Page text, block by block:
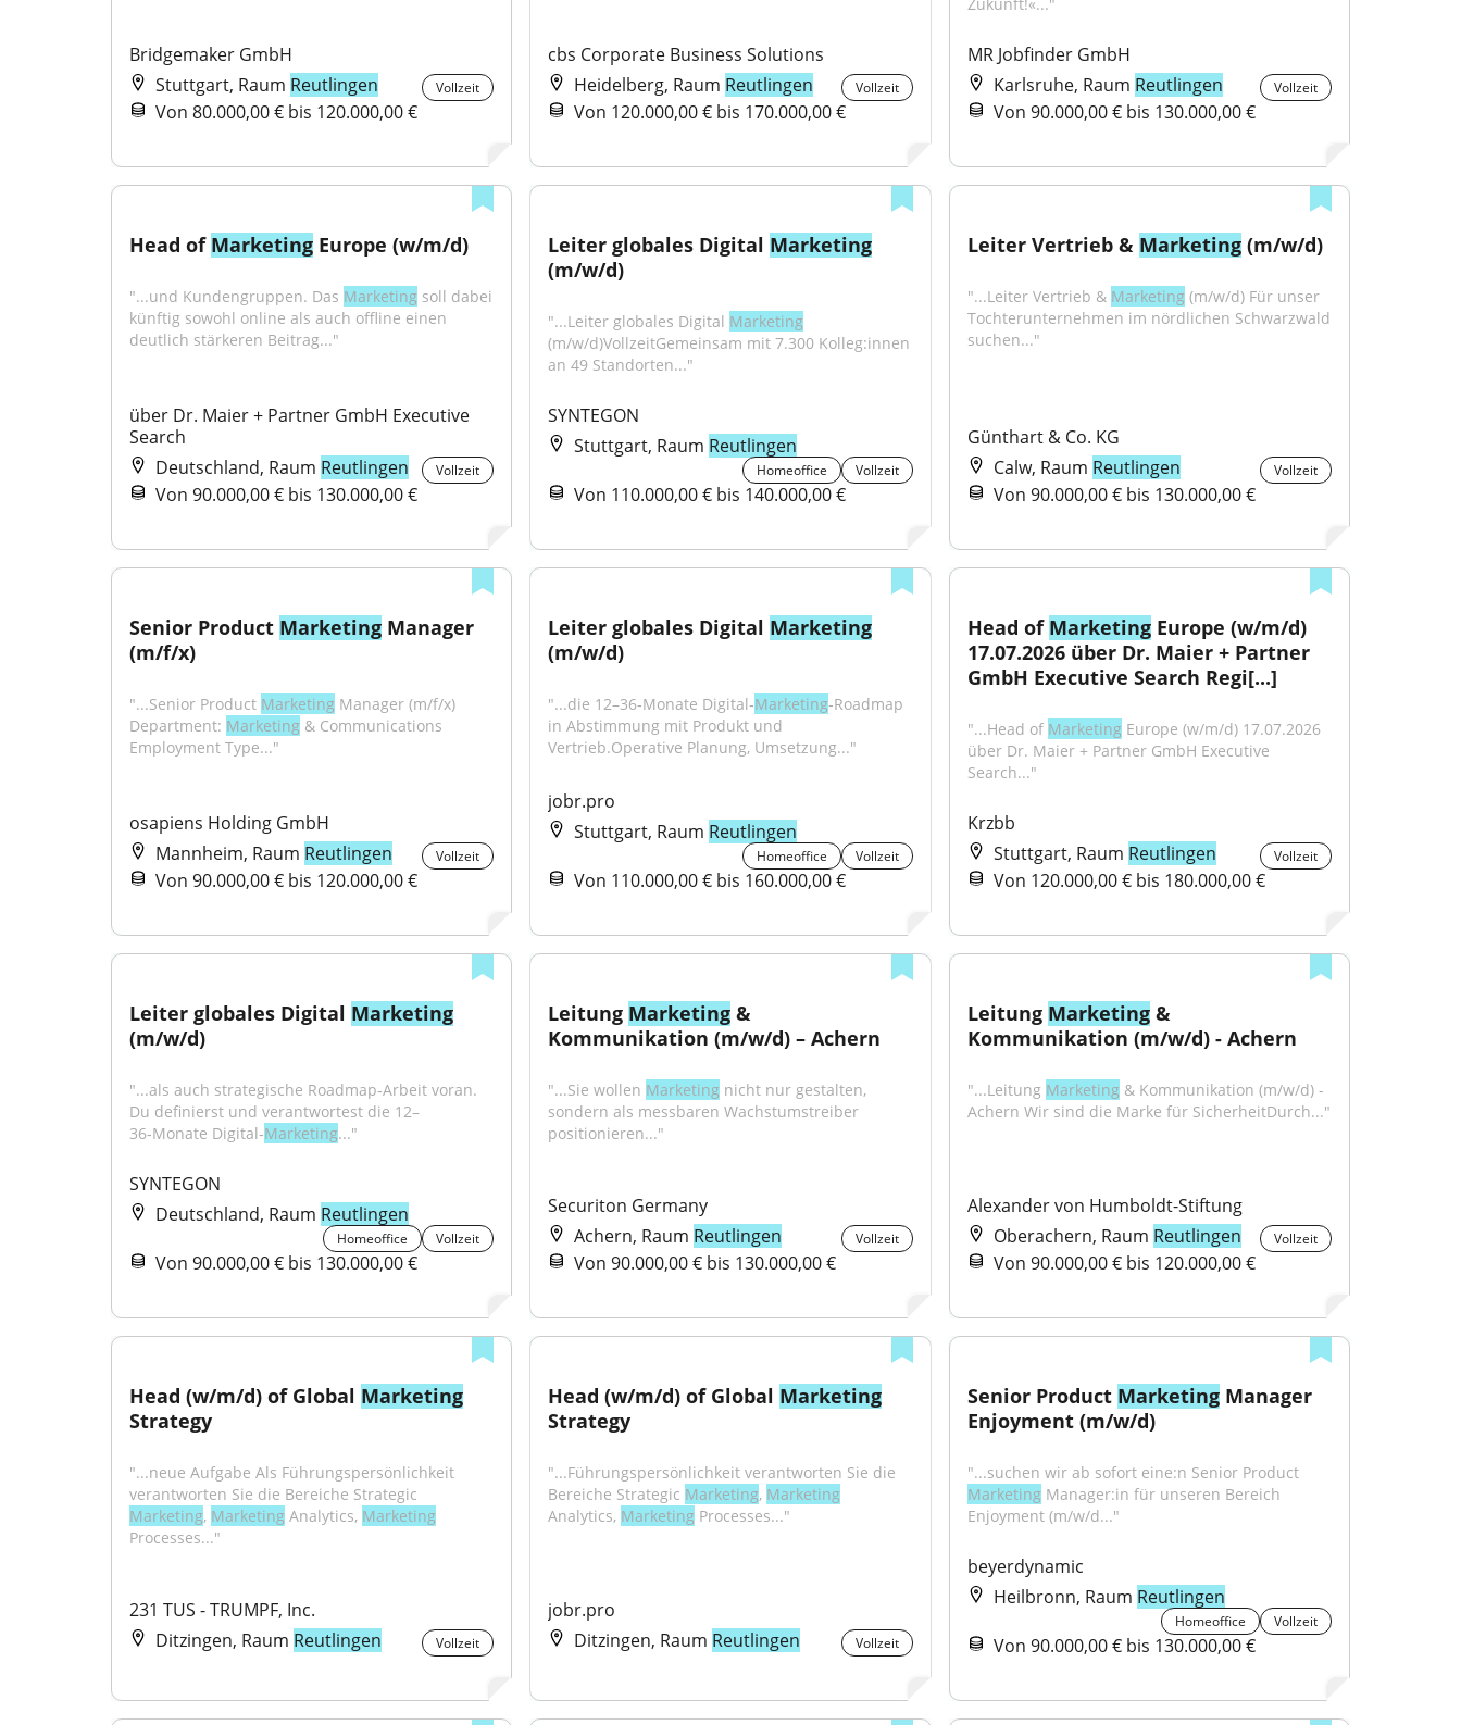
Bridgemaker GmbH
Stuttgart, Raum Reutlingen Vollzeit
Von 80.000,00 € bis 120.000,00 €
cbs Corporate Business Solutions
Heidelberg, Raum Reutlingen Vollzeit
Von 120.000,00 € bis 170.000,00 €
MR Jobfinder GmbH
Karlsruhe, Raum Reutlingen Vollzeit
Von 90.000,00 € bis 130.000,00 €
Head of Marketing Europe (w/m/d)
"...und Kundengruppen. Das Marketing soll dabei
künftig sowohl online als auch offline einen
deutlich stärkeren Beitrag..."
über Dr. Maier + Partner GmbH Executive
Search
Deutschland, Raum Reutlingen Vollzeit
Von 90.000,00 € bis 130.000,00 €
Leiter globales Digital Marketing
(m/w/d)
"...Leiter globales Digital Marketing
(m/w/d)VollzeitGemeinsam mit 7.300 Kolleg:innen
an 49 Standorten..."
SYNTEGON
Stuttgart, Raum Reutlingen
Homeoffice Vollzeit
Von 110.000,00 € bis 140.000,00 €
Leiter Vertrieb & Marketing (m/w/d)
"...Leiter Vertrieb & Marketing (m/w/d) Für unser
Tochterunternehmen im nördlichen Schwarzwald
suchen..."
Günthart & Co. KG
Calw, Raum Reutlingen Vollzeit
Von 90.000,00 € bis 130.000,00 €
Senior Product Marketing Manager
(m/f/x)
"...Senior Product Marketing Manager (m/f/x)
Department: Marketing & Communications
Employment Type..."
osapiens Holding GmbH
Mannheim, Raum Reutlingen Vollzeit
Von 90.000,00 € bis 120.000,00 €
Leiter globales Digital Marketing
(m/w/d)
"...die 12–36‑Monate Digital‑Marketing‑Roadmap
in Abstimmung mit Produkt und
Vertrieb.Operative Planung, Umsetzung..."
jobr.pro
Stuttgart, Raum Reutlingen
Homeoffice Vollzeit
Von 110.000,00 € bis 160.000,00 €
Head of Marketing Europe (w/m/d)
17.07.2026 über Dr. Maier + Partner
GmbH Executive Search Regi[...]
"...Head of Marketing Europe (w/m/d) 17.07.2026
über Dr. Maier + Partner GmbH Executive
Search..."
Krzbb
Stuttgart, Raum Reutlingen Vollzeit
Von 120.000,00 € bis 180.000,00 €
Leiter globales Digital Marketing
(m/w/d)
"...als auch strategische Roadmap‑Arbeit voran.
Du definierst und verantwortest die 12–
36‑Monate Digital‑Marketing..."
SYNTEGON
Deutschland, Raum Reutlingen
Homeoffice Vollzeit
Von 90.000,00 € bis 130.000,00 €
Leitung Marketing &
Kommunikation (m/w/d) – Achern
"...Sie wollen Marketing nicht nur gestalten,
sondern als messbaren Wachstumstreiber
positionieren..."
Securiton Germany
Achern, Raum Reutlingen Vollzeit
Von 90.000,00 € bis 130.000,00 €
Leitung Marketing &
Kommunikation (m/w/d) - Achern
"...Leitung Marketing & Kommunikation (m/w/d) -
Achern Wir sind die Marke für SicherheitDurch..."
Alexander von Humboldt-Stiftung
Oberachern, Raum Reutlingen Vollzeit
Von 90.000,00 € bis 120.000,00 €
Head (w/m/d) of Global Marketing
Strategy
"...neue Aufgabe Als Führungspersönlichkeit
Marketing, Marketing Analytics, Marketing
Processes..."
231 TUS - TRUMPF, Inc.
Ditzingen, Raum Reutlingen Vollzeit
Head (w/m/d) of Global Marketing
Strategy
"...Führungspersönlichkeit verantworten Sie die
Bereiche Strategic Marketing, Marketing
Analytics, Marketing Processes..."
jobr.pro
Ditzingen, Raum Reutlingen Vollzeit
Senior Product Marketing Manager
Enjoyment (m/w/d)
"...suchen wir ab sofort eine:n Senior Product
Marketing Manager:in für unseren Bereich
Enjoyment (m/w/d..."
beyerdynamic
Heilbronn, Raum Reutlingen
Homeoffice Vollzeit
Von 90.000,00 € bis 130.000,00 €